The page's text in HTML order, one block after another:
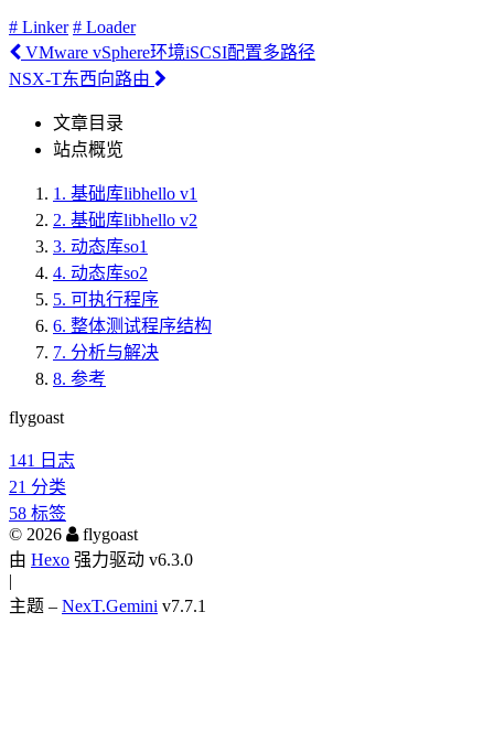
# Linker # Loader
VMware vSphere环境iSCSI配置多路径
NSX-T东西向路由
文章目录
站点概览
1. 基础库libhello v1
2. 基础库libhello v2
3. 动态库so1
4. 动态库so2
5. 可执行程序
6. 整体测试程序结构
7. 分析与解决
8. 参考
flygoast
141
日志
21 分类
58 标签
© 2026
flygoast
由 Hexo 强力驱动 v6.3.0
|
主题 – NexT.Gemini v7.7.1